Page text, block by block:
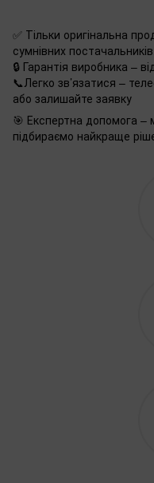
✅ Тільки оригінальна
сумнівних постачальників.
🔒 Гарантія виробника –
📞Легко зв’язатися –
або залишайте заявку
🎯 Експертна допомога
підбираємо найкраще